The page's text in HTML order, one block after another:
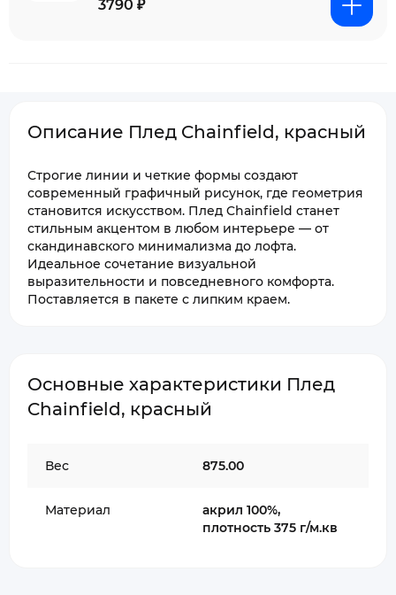
3790 ₽
Описание Плед Chainfield, красный
Строгие линии и четкие формы создают
современный графичный рисунок, где геометрия
становится искусством. Плед Chainfield станет
стильным акцентом в любом интерьере — от
скандинавского минимализма до лофта.
Идеальное сочетание визуальной
выразительности и повседневного комфорта.
Поставляется в пакете с липким краем.
Основные характеристики Плед
Chainfield, красный
Вес 875.00
Материал
акрил 100%,
плотность 375 г/м.кв